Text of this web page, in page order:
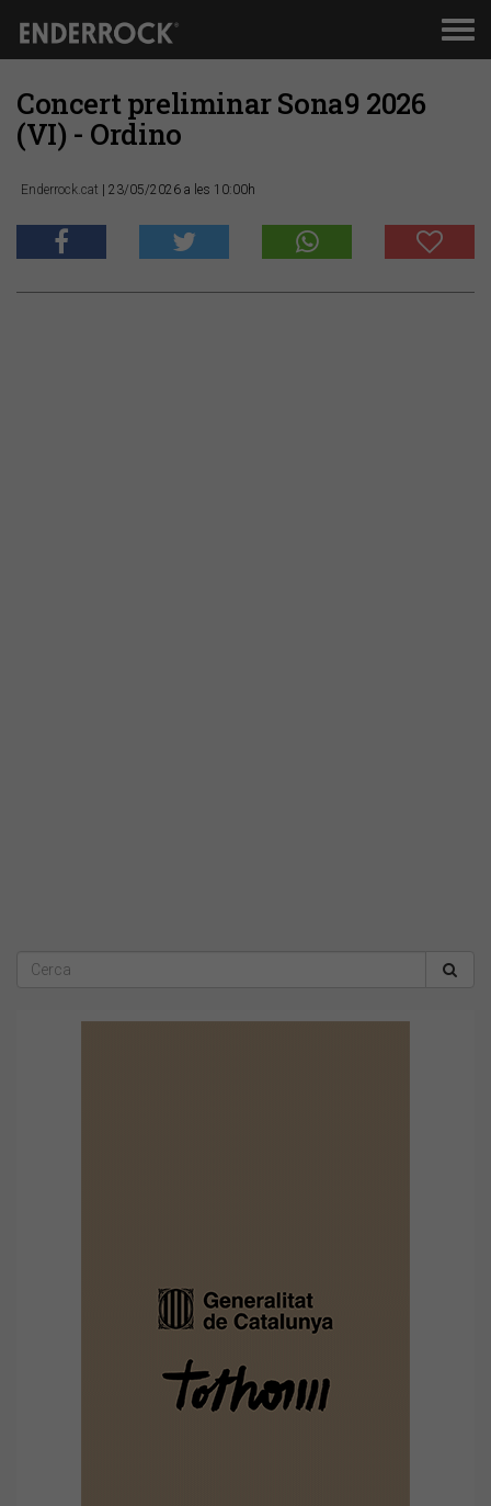
Concert preliminar Sona9 2026
(VI) - Ordino
Enderrock.cat | 23/05/2026 a les 10:00h